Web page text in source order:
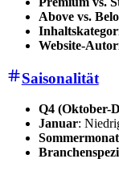
Above vs.
Website-
Saisonalität
Q4 (Oktober-
Januar: